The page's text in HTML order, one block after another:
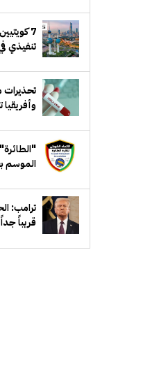
تنفيذي
تحذيرات
الموسم
ترامب:
قريباً جداً